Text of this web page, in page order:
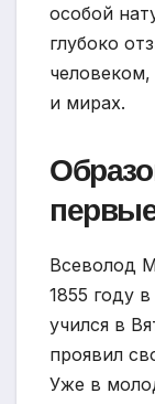
особой
глубоко
и мирах.
Всеволод
1855 году
учился в
проявил
Уже в